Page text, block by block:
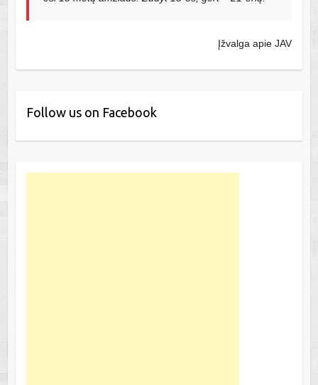
Įžvalga apie JAV
Follow us on Facebook